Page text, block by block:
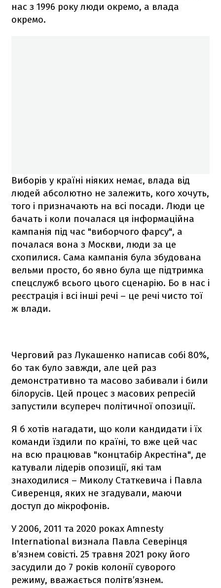
нас з 1996 року люди окремо, а влада
окремо.
Виборів у країні ніяких немає, влада від
людей абсолютно не залежить, кого хочуть,
того і призначають на всі посади. Люди це
бачать і коли почалася ця інформаційна
кампанія під час "виборчого фарсу", а
почалася вона з Москви, люди за це
схопилися. Сама кампанія була збудована
вельми просто, бо явно була ще підтримка
спецслужб всього цього сценарію. Бо в нас і
реєстрація і всі інші речі – це речі чисто тої
ж влади.
Черговий раз Лукашенко написав собі 80%,
бо так було завжди, але цей раз
демонстративно та масово забивали і били
білорусів. Цей процес з масових репресій
запустили всупереч політичної опозиції.
Я б хотів нагадати, що коли кандидати і їх
команди їздили по країні, то вже цей час
на всю працював "концтабір Акрестіна", де
катували лідерів опозиції, які там
знаходилися – Миколу Статкевича і Павла
Сиверенця, яких не згадували, маючи
доступ до мікрофонів.
У 2006, 2011 та 2020 роках Amnesty
International визнала Павла Северінця
в’язнем совісті. 25 травня 2021 року його
засудили до 7 років колонії суворого
режиму, вважається політв’язнем.